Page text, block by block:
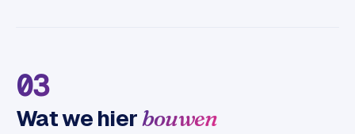
W
o
03
Wat we hierbouwen